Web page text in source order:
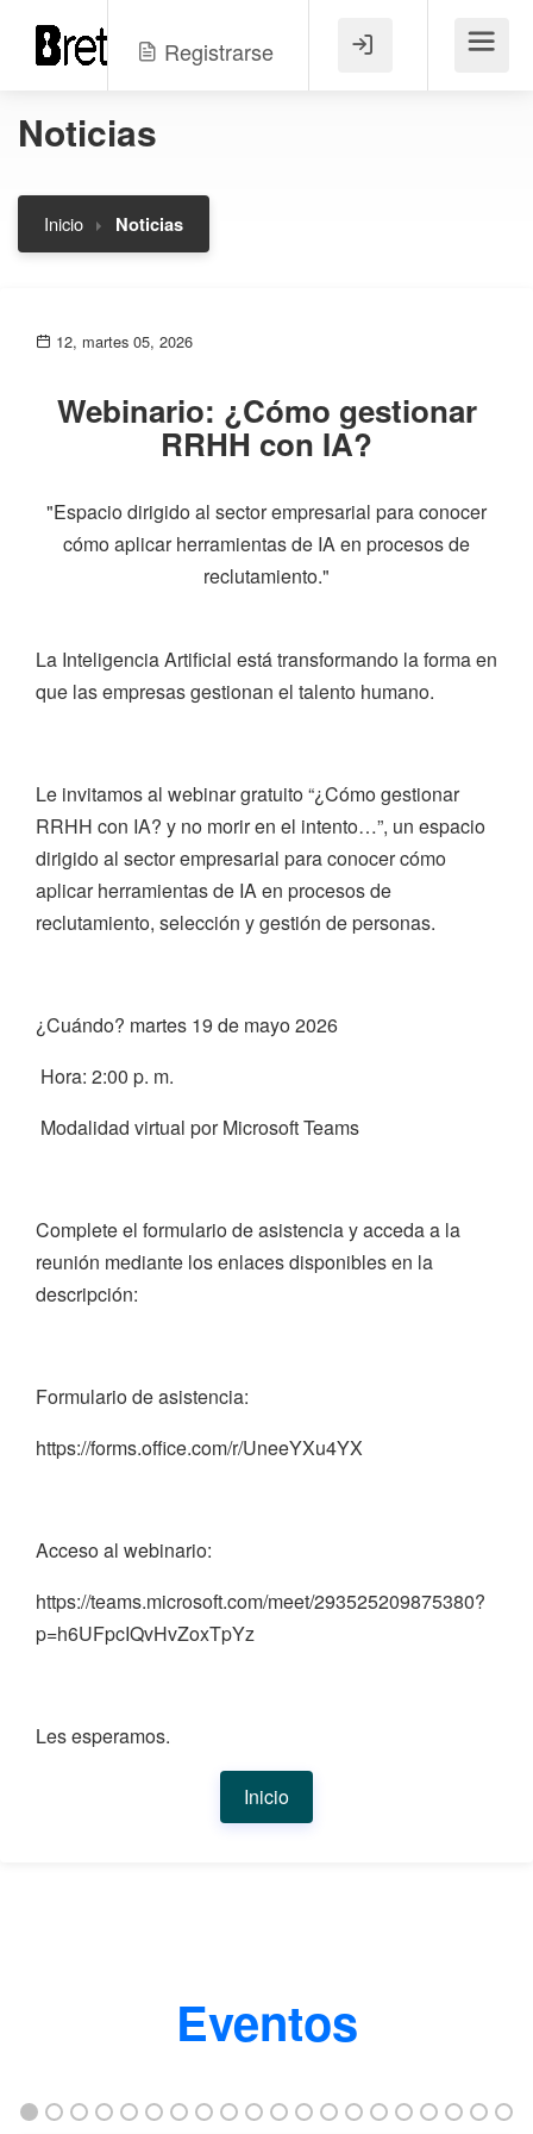
Registrarse Menú
Noticias
Inicio Noticias
12, martes 05, 2026
Webinario: ¿Cómo gestionar
RRHH con IA?
"Espacio dirigido al sector empresarial para conocer
cómo aplicar herramientas de IA en procesos de
reclutamiento."
La Inteligencia Artificial está transformando la forma en
que las empresas gestionan el talento humano.
Le invitamos al webinar gratuito “¿Cómo gestionar
RRHH con IA? y no morir en el intento…”, un espacio
dirigido al sector empresarial para conocer cómo
aplicar herramientas de IA en procesos de
reclutamiento, selección y gestión de personas.
¿Cuándo? martes 19 de mayo 2026
Hora: 2:00 p. m.
Modalidad virtual por Microsoft Teams
Complete el formulario de asistencia y acceda a la
reunión mediante los enlaces disponibles en la
descripción:
Formulario de asistencia:
https://forms.office.com/r/UneeYXu4YX
Acceso al webinario:
https://teams.microsoft.com/meet/293525209875380?
p=h6UFpcIQvHvZoxTpYz
Les esperamos.
Inicio
Eventos